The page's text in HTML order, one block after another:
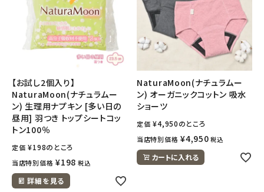
【お試し2個入り】
NaturaMoon(ナチュラムー
ン) 生理用ナプキン [多い日の
昼用] 羽つき トップシートコッ
トン100％
定価 ¥198のところ
当店特別価格 ¥198 税込
詳細を見る
NaturaMoon(ナチュラムー
ン) オーガニックコットン 吸水
ショーツ
定価 ¥4,950のところ
当店特別価格 ¥4,950 税込
カートに入れる